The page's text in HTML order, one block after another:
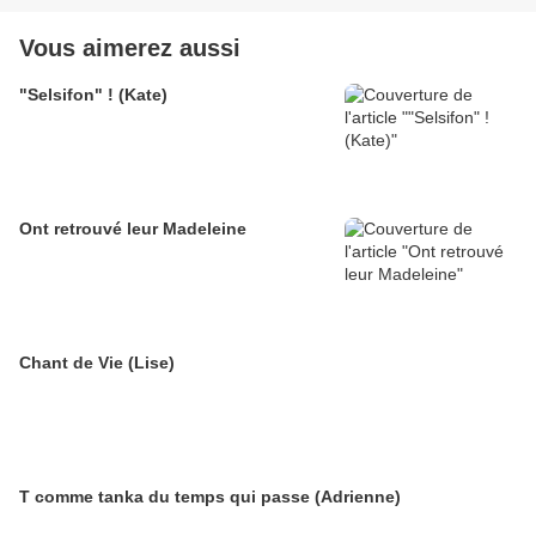
Vous aimerez aussi
"Selsifon" ! (Kate)
Ont retrouvé leur Madeleine
Chant de Vie (Lise)
T comme tanka du temps qui passe (Adrienne)